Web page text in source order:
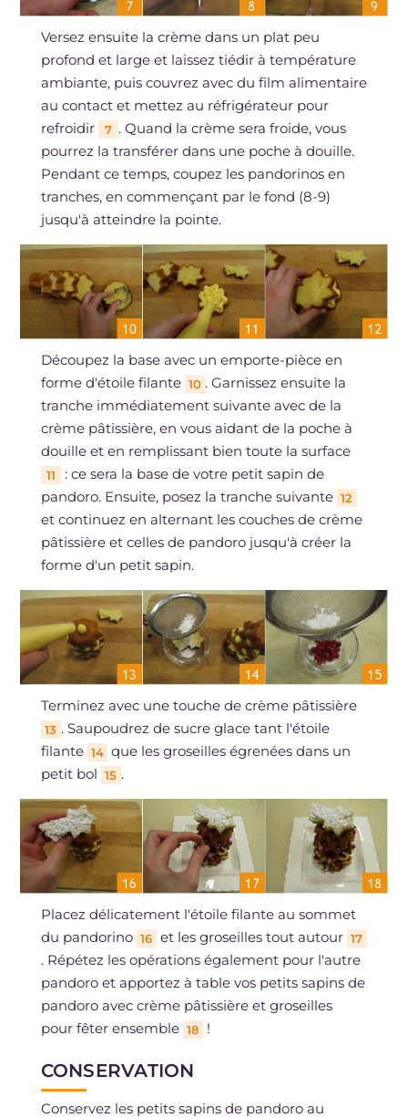
Versez ensuite la crème dans un plat peu
profond et large et laissez tiédir à température
ambiante, puis couvrez avec du film alimentaire
au contact et mettez au réfrigérateur pour
refroidir
7 . Quand la crème sera froide, vous
pourrez la transférer dans une poche à douille.
Pendant ce temps, coupez les pandorinos en
tranches, en commençant par le fond (8-9)
jusqu'à atteindre la pointe.
Découpez la base avec un emporte-pièce en
forme d'étoile filante 10 . Garnissez ensuite la
tranche immédiatement suivante avec de la
crème pâtissière, en vous aidant de la poche à
douille et en remplissant bien toute la surface
11
: ce sera la base de votre petit sapin de
pandoro. Ensuite, posez la tranche suivante 12
et continuez en alternant les couches de crème
pâtissière et celles de pandoro jusqu'à créer la
forme d'un petit sapin.
Terminez avec une touche de crème pâtissière
13 . Saupoudrez de sucre glace tant l'étoile
filante 14 que les groseilles égrenées dans un
petit bol 15 .
Placez délicatement l'étoile filante au sommet
du pandorino 16 et les groseilles tout autour 17
. Répétez les opérations également pour l'autre
pandoro et apportez à table vos petits sapins de
pandoro avec crème pâtissière et groseilles
pour fêter ensemble 18 !
CONSERVATION
Conservez les petits sapins de pandoro au